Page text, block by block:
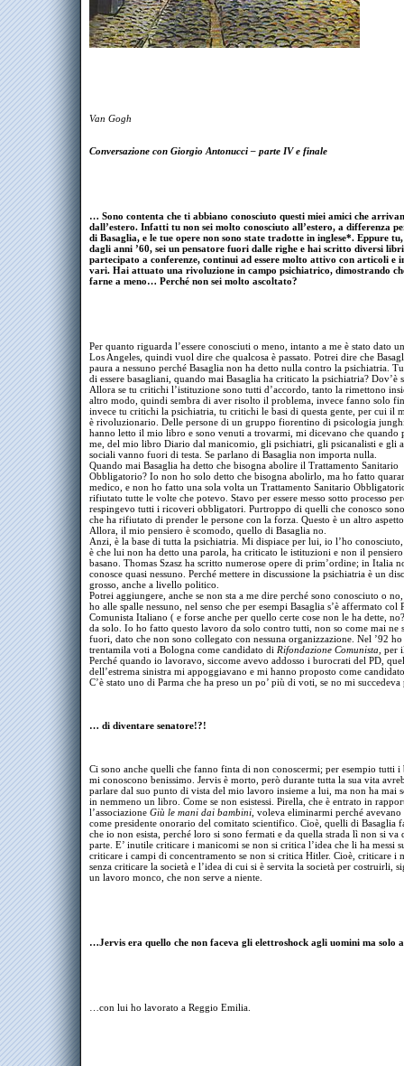
Van Gogh
Conversazione con Giorgio Antonucci – parte IV e finale
… Sono contenta che ti abbiano conosciuto questi miei amici che
dall’estero. Infatti tu non sei molto conosciuto all’estero, a differenza
di Basaglia, e le tue opere non sono state tradotte in inglese*. Eppure
dagli anni ’60, sei un pensatore fuori dalle righe e hai scritto diversi
partecipato a conferenze, continui ad essere molto attivo con articoli e
vari. Hai attuato una rivoluzione in campo psichiatrico, dimostrando
farne a meno… Perché non sei molto ascoltato?
Per quanto riguarda l’essere conosciuti o meno, intanto a me è stato dato
Los Angeles, quindi vuol dire che qualcosa è passato. Potrei dire che
paura a nessuno perché Basaglia non ha detto nulla contro la psichiatria.
di essere basagliani, quando mai Basaglia ha criticato la psichiatria? Dov’è
Allora se tu critichi l’istituzione sono tutti d’accordo, tanto la rimettono
altro modo, quindi sembra di aver risolto il problema, invece fanno solo
invece tu critichi la psichiatria, tu critichi le basi di questa gente, per cui il
è rivoluzionario. Delle persone di un gruppo fiorentino di psicologia
hanno letto il mio libro e sono venuti a trovarmi, mi dicevano che quando
me, del mio libro Diario dal manicomio, gli psichiatri, gli psicanalisti e gli
sociali vanno fuori di testa. Se parlano di Basaglia non importa nulla.
Quando mai Basaglia ha detto che bisogna abolire il Trattamento Sanitario
Obbligatorio? Io non ho solo detto che bisogna abolirlo, ma ho fatto
medico, e non ho fatto una sola volta un Trattamento Sanitario
rifiutato tutte le volte che potevo. Stavo per essere messo sotto processo
respingevo tutti i ricoveri obbligatori. Purtroppo di quelli che conosco
che ha rifiutato di prender le persone con la forza. Questo è un altro
Allora, il mio pensiero è scomodo, quello di Basaglia no.
Anzi, è la base di tutta la psichiatria. Mi dispiace per lui, io l’ho
è che lui non ha detto una parola, ha criticato le istituzioni e non il
basano. Thomas Szasz ha scritto numerose opere di prim’ordine; in Italia
conosce quasi nessuno. Perché mettere in discussione la psichiatria è un
grosso, anche a livello politico.
Potrei aggiungere, anche se non sta a me dire perché sono conosciuto o
ho alle spalle nessuno, nel senso che per esempi Basaglia s’è affermato col
Comunista Italiano ( e forse anche per quello certe cose non le ha dette,
da solo. Io ho fatto questo lavoro da solo contro tutti, non so come mai ne
fuori, dato che non sono collegato con nessuna organizzazione. Nel ’92
trentamila voti a Bologna come candidato di Rifondazione Comunista , per
Perché quando io lavoravo, siccome avevo addosso i burocrati del PD,
dell’estrema sinistra mi appoggiavano e mi hanno proposto come
C’è stato uno di Parma che ha preso un po’ più di voti, se no mi
… di diventare senatore!?!
Ci sono anche quelli che fanno finta di non conoscermi; per esempio tutti i
mi conoscono benissimo. Jervis è morto, però durante tutta la sua vita
parlare dal suo punto di vista del mio lavoro insieme a lui, ma non ha mai
in nemmeno un libro. Come se non esistessi. Pirella, che è entrato in
l’associazione Giù le mani dai bambini , voleva eliminarmi perché avevano
come presidente onorario del comitato scientifico. Cioè, quelli di Basaglia
che io non esista, perché loro si sono fermati e da quella strada lì non si va
parte. E’ inutile criticare i manicomi se non si critica l’idea che li ha messi
criticare i campi di concentramento se non si critica Hitler. Cioè, criticare i
senza criticare la società e l’idea di cui si è servita la società per costruirli,
un lavoro monco, che non serve a niente.
…Jervis era quello che non faceva gli elettroshock agli uomini ma solo
…con lui ho lavorato a Reggio Emilia.